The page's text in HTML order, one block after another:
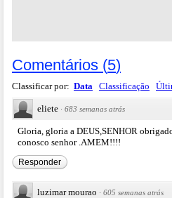
Comentários (5)
Classificar por: Data Classificação
eliete · 683 semanas atrás
Gloria, gloria a DEUS,SENHOR
conosco senhor .AMEM!!!!
Responder
luzimar mourao · 605 semanas atrás